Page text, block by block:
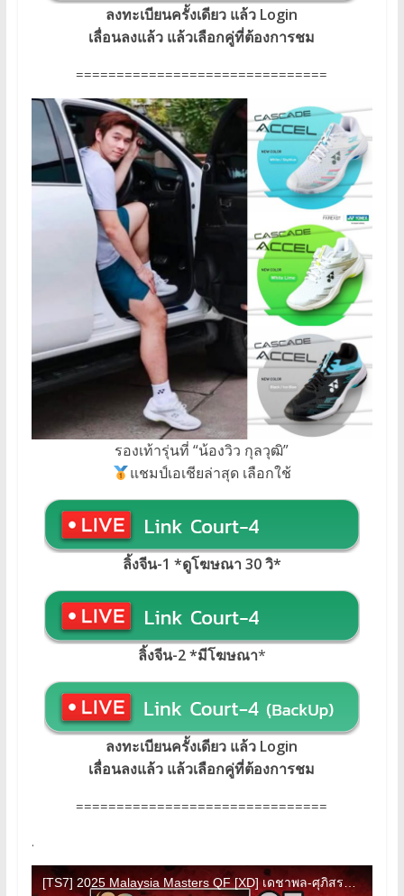
ลงทะเบียนครั้งเดียว แล้ว Login
เลื่อนลงแล้ว แล้วเลือกคู่ที่ต้องการชม
===============================
รองเท้ารุ่นที่ “น้องวิว กุลวุฒิ”
แชมป์เอเชียล่าสุด เลือกใช้
ลิ้งจีน-1 *ดูโฆษณา 30 วิ*
ลิ้งจีน-2 *มีโฆษณา*
ลงทะเบียนครั้งเดียว แล้ว Login
เลื่อนลงแล้ว แล้วเลือกคู่ที่ต้องการชม
===============================
.